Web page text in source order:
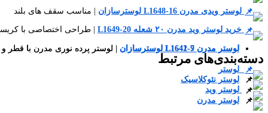
لوستر ویدی مدرن L1648-16 لوسترسازان | مناسب سقف های بلند
خرید لوستر وید مدرن ۲۰ شعله L1649-20 | طراحی اختصاصی با
لوستر مدرن L1642-9 لوسترسازان | لوستر پرده نوری مدرن با لوستر مدرن L1641-7 لوسترسازان | لوستر پرده نوری مدرن با
دسته‌بندی‌های مرتبط
لوستر
لوستر نئوکلاسیک
لوستر وید
لوستر مدرن